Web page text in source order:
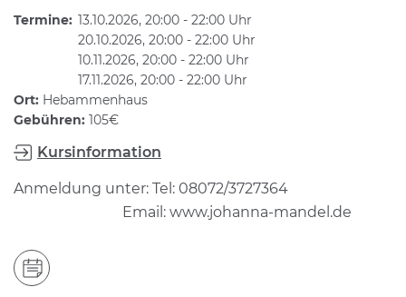
Termine: 13.10.2026, 20:00 - 22:00 Uhr
20.10.2026, 20:00 - 22:00 Uhr
10.11.2026, 20:00 - 22:00 Uhr
17.11.2026, 20:00 - 22:00 Uhr
Ort: Hebammenhaus
Gebühren: 105€
Kursinformation
Anmeldung unter: Tel: 08072/3727364
Email: www.johanna-mandel.de